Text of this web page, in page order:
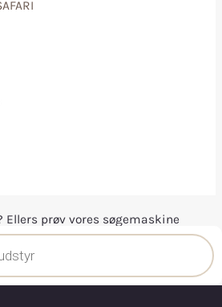
Ellers prøv vores søgemaskine